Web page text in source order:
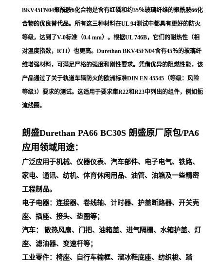
BKV45FN04聚酰胺6化合物是含有红磷和约35％玻璃纤维的聚酰胺66化
合物的优良替代品。所有这三种材料在UL 94测试中都具有更好的防火
等级，达到了V-0标准（0.4 mm）。根据UL 746B，它们的耐热性（相
对温度指数，RTI）也更高。Durethan BKV45FN04含有45％的玻璃纤
维增强材料，可满足严格的强度和刚性要求。凭借优异的阻燃性能，该
产品通过了关于轨道车辆防火的欧洲标准DIN EN 45545（等级：风险
等级3）要求的测试。这适用于要求集R22和R23中列出的组件，例如扼
流线圈。
朗盛Durethan PA66 BC30S 朗盛原厂原包/PA6
应用领域用途：
广泛应用于机械、仪器仪表、汽车部件、电子电气、铁路、
家电、通讯、纺机、体育休闲用品、油管、油箱及一些精密
工程制品。
电子电器：连接器、卷线轴、计时器、护盖断路器、开关壳
座、插座、接头、垫圈等；
汽车： 散热风扇、门把、油箱盖、进气隔栅、水箱护盖、灯
座、滤油器、变速杆等；
工业零件：椅座、自行车输框、溜冰鞋底座、纺织梭、踏